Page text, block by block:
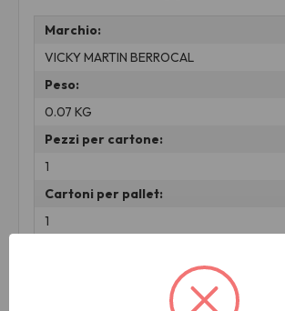
Marchio:
VICKY MARTIN BERROCAL
Peso:
0.07 KG
Pezzi per cartone:
1
Cartoni per pallet:
1
Prodotti correlati